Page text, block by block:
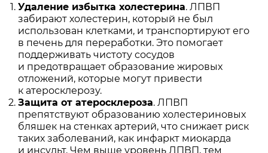
Удаление избытка холестерина. ЛПВП
забирают холестерин, который не был
использован клетками, и транспортируют его
в печень для переработки. Это помогает
поддерживать чистоту сосудов
и предотвращает образование жировых
отложений, которые могут привести
к атеросклерозу.
Защита от атеросклероза. ЛПВП
препятствуют образованию холестериновых
бляшек на стенках артерий, что снижает риск
таких заболеваний, как инфаркт миокарда
и инсульт. Чем выше уровень ЛПВП, тем